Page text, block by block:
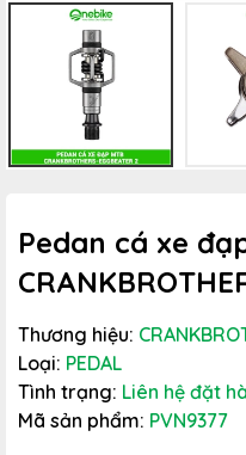
Pedan cá xe
Thương hiệu:
Loại: PEDAL
Tình trạng: Liên hệ đặt
Mã sản phẩm: PVN9377